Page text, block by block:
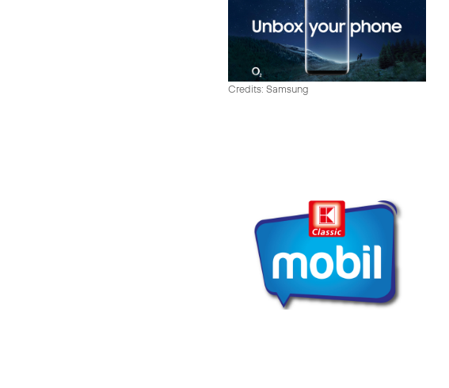
Credits: Samsung